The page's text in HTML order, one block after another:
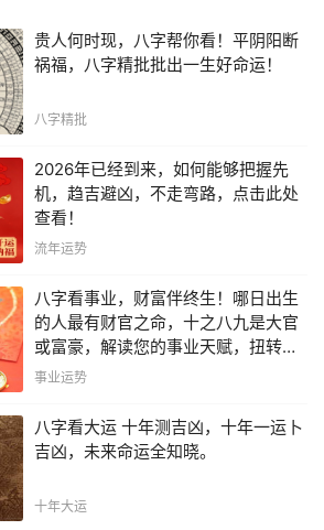
贵人何时现，八字帮你看！平阴阳断
祸福，八字精批批出一生好命运！
八字精批
2026年已经到来，如何能够把握先
机，趋吉避凶，不走弯路，点击此处
查看！
流年运势
八字看事业，财富伴终生！哪日出生
的人最有财官之命，十之八九是大官
或富豪，解读您的事业天赋，扭转当
下不利困局！！
事业运势
八字看大运 十年测吉凶，十年一运卜
吉凶，未来命运全知晓。
十年大运